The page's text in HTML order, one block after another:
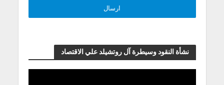
نشأة النقود وسيطرة آل روتشيلد علي الاقتصاد